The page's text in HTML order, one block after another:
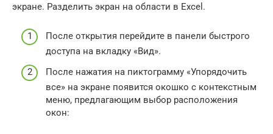
экране. Разделить экран на области в Excel.
После открытия перейдите в панели быстрого
доступа на вкладку «Вид».
После нажатия на пиктограмму «Упорядочить
все» на экране появится окошко с контекстным
меню, предлагающим выбор расположения
окон: